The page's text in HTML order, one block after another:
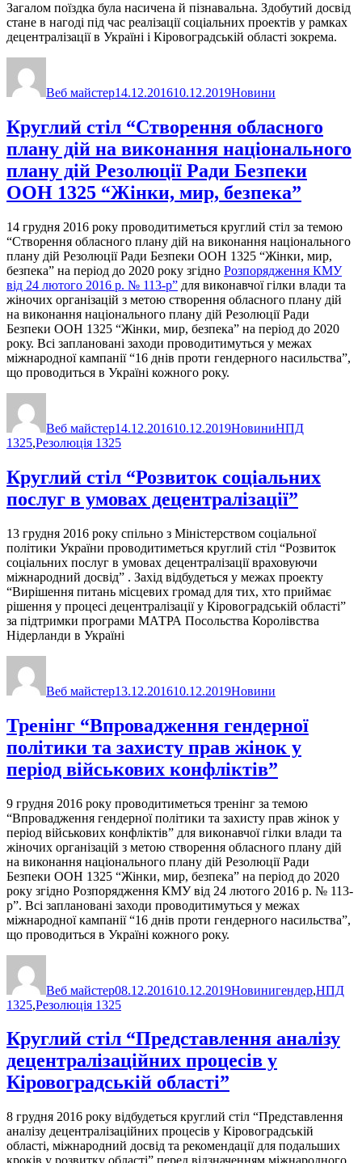
Загалом поїздка була насичена й пізнавальна. Здобутий досвід
стане в нагоді під час реалізації соціальних проектів у рамках
децентралізації в Україні і Кіровоградській області зокрема.
Веб майстер14.12.201610.12.2019Новини
Круглий стіл “Створення обласного
плану дій на виконання національного
плану дій Резолюції Ради Безпеки
ООН 1325 “Жінки, мир, безпека”
14 грудня 2016 року проводитиметься круглий стіл за темою
“Створення обласного плану дій на виконання національного
плану дій Резолюції Ради Безпеки ООН 1325 “Жінки, мир,
безпека” на період до 2020 року згідно Розпорядження КМУ
від 24 лютого 2016 р. № 113-р” для виконавчої гілки влади та
жіночих організацій з метою створення обласного плану дій
на виконання національного плану дій Резолюції Ради
Безпеки ООН 1325 “Жінки, мир, безпека” на період до 2020
року. Всі заплановані заходи проводитимуться у межах
міжнародної кампанії “16 днів проти гендерного насильства”,
що проводиться в Україні кожного року.
Веб майстер14.12.201610.12.2019НовиниНПД
1325,Резолюція 1325
Круглий стіл “Розвиток соціальних
послуг в умовах децентралізації”
13 грудня 2016 року спільно з Міністерством соціальної
політики України проводитиметься круглий стіл “Розвиток
соціальних послуг в умовах децентралізації враховуючи
міжнародний досвід” . Захід відбудеться у межах проекту
“Вирішення питань місцевих громад для тих, хто приймає
рішення у процесі децентралізації у Кіровоградській області”
за підтримки програми МАТРА Посольства Королівства
Нідерланди в Україні
Веб майстер13.12.201610.12.2019Новини
Тренінг “Впровадження гендерної
політики та захисту прав жінок у
період військових конфліктів”
9 грудня 2016 року проводитиметься тренінг за темою
“Впровадження гендерної політики та захисту прав жінок у
період військових конфліктів” для виконавчої гілки влади та
жіночих організацій з метою створення обласного плану дій
на виконання національного плану дій Резолюції Ради
Безпеки ООН 1325 “Жінки, мир, безпека” на період до 2020
року згідно Розпорядження КМУ від 24 лютого 2016 р. № 113-
р”. Всі заплановані заходи проводитимуться у межах
міжнародної кампанії “16 днів проти гендерного насильства”,
що проводиться в Україні кожного року.
Веб майстер08.12.201610.12.2019Новинигендер,НПД
1325,Резолюція 1325
Круглий стіл “Представлення аналізу
децентралізаційних процесів у
Кіровоградській області”
8 грудня 2016 року відбудеться круглий стіл “Представлення
аналізу децентралізаційних процесів у Кіровоградській
області, міжнародний досвід та рекомендації для подальших